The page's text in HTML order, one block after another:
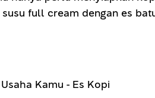
full cream dengan es